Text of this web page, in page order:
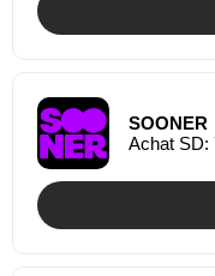
SOONER
Achat SD: